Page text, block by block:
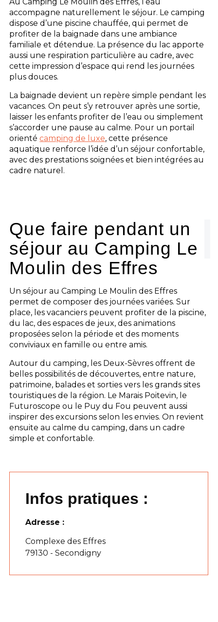
accompagne naturellement le séjour. Le camping
dispose d’une piscine chauffée, qui permet de
profiter de la baignade dans une ambiance
familiale et détendue. La présence du lac apporte
aussi une respiration particulière au cadre, avec
cette impression d’espace qui rend les journées
plus douces.
La baignade devient un repère simple pendant les
vacances. On peut s’y retrouver après une sortie,
laisser les enfants profiter de l’eau ou simplement
s’accorder une pause au calme. Pour un portail
orientécamping de luxe, cette présence
aquatique renforce l’idée d’un séjour confortable,
avec des prestations soignées et bien intégrées au
cadre naturel.
Que faire pendant un
séjour au Camping Le
Moulin des Effres
Un séjour au Camping Le Moulin des Effres
permet de composer des journées variées. Sur
place, les vacanciers peuvent profiter de la piscine,
du lac, des espaces de jeux, des animations
proposées selon la période et des moments
conviviaux en famille ou entre amis.
Autour du camping, les Deux-Sèvres offrent de
belles possibilités de découvertes, entre nature,
patrimoine, balades et sorties vers les grands sites
touristiques de la région. Le Marais Poitevin, le
Futuroscope ou le Puy du Fou peuvent aussi
inspirer des excursions selon les envies. On revient
ensuite au calme du camping, dans un cadre
simple et confortable.
Infos pratiques :
Adresse :
Complexe des Effres
79130 - Secondigny